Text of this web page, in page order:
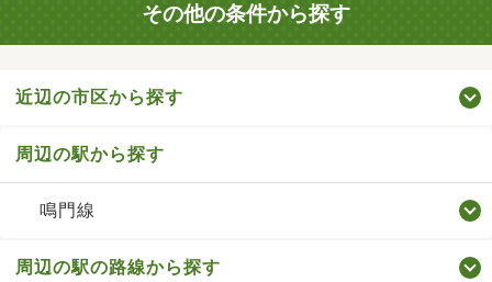
その他の条件から探す
近辺の市区から探す
周辺の駅から探す
鳴門線
周辺の駅の路線から探す